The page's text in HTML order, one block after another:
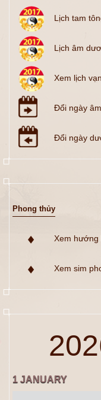
Lịch tam
Lịch âm
Xem lịch
Đổi ngày
Đổi ngày
Phong thủy
Xem hướng
Xem sim
1 JANUARY